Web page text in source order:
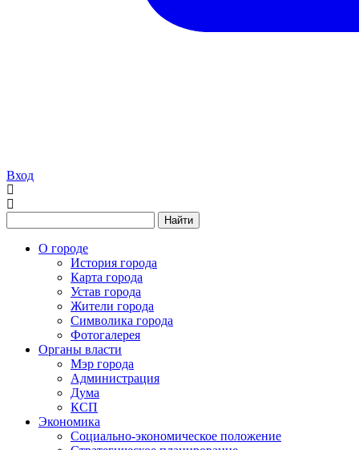
Вход
Найти
О городе
История города
Карта города
Устав города
Жители города
Символика города
Фотогалерея
Органы власти
Мэр города
Администрация
Дума
КСП
Экономика
Социально-экономическое положение